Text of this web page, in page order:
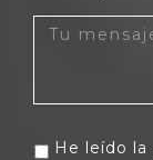
He leído la